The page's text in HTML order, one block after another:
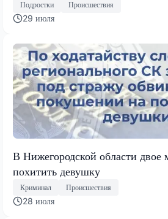
Подростки Происшествия
29 июля
В Нижегородской области двое
похитить девушку
Криминал Происшествия
28 июля